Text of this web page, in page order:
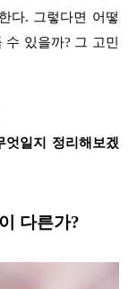
다. 그렇다면 어떻
수 있을까? 그 고민
일지 정리해보겠
다른가?